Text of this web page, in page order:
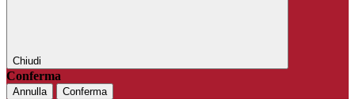
Chiudi
Conferma
Annulla Conferma